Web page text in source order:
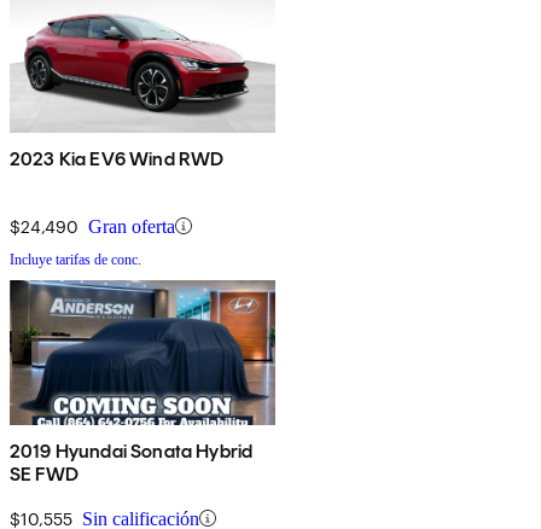
2023 Kia EV6 Wind RWD
$24,490 Gran oferta
Incluye tarifas de conc.
2019 Hyundai Sonata Hybrid
SE FWD
$10,555 Sin calificación